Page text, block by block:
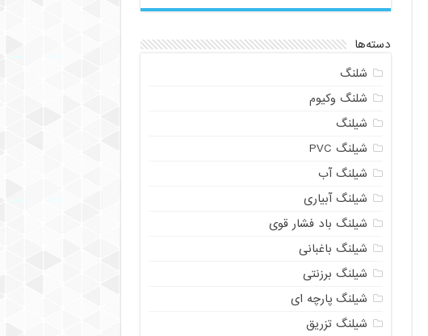
دسته‌ها
شلنگ
شلنگ وکیوم
شیلنگ
شیلنگ PVC
شیلنگ آب
شیلنگ آبیاری
شیلنگ باد فشار قوی
شیلنگ باغبانی
شیلنگ برزنتی
شیلنگ پارچه‌ ای
شیلنگ تزریق